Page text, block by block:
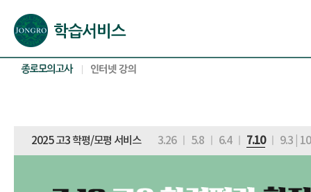
2025 고3 학평/모평 서비스 3.26ㅣ 5.8 6.4ㅣ 7.10ㅣ 9.3